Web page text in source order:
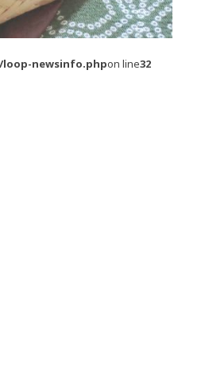
loop-newsinfo.phpon line32